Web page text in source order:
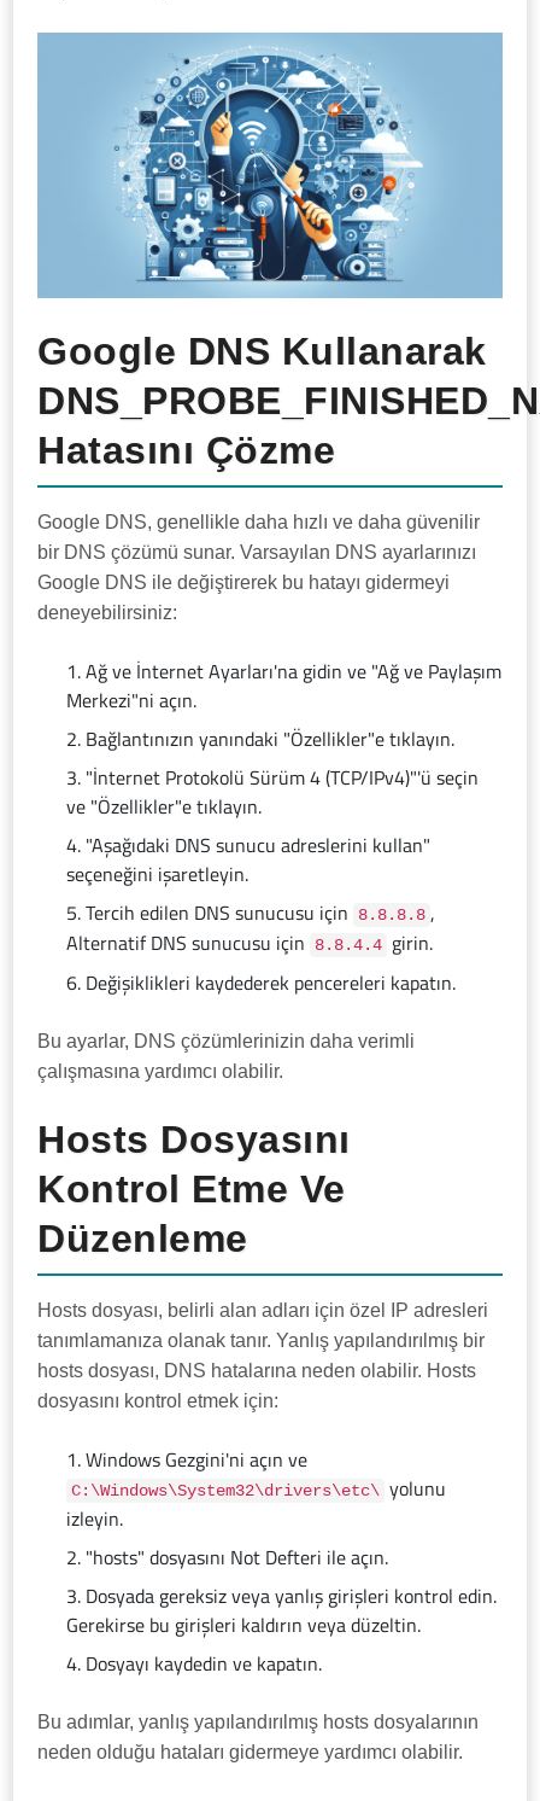
Google DNS Kullanarak
Hatasını Çözme
Google DNS, genellikle daha hızlı ve daha güvenilir
bir DNS çözümü sunar. Varsayılan DNS ayarlarınızı
Google DNS ile değiştirerek bu hatayı gidermeyi
deneyebilirsiniz:
Ağ ve İnternet Ayarları'na gidin ve "Ağ ve Paylaşım
Merkezi"ni açın.
Bağlantınızın yanındaki "Özellikler"e tıklayın.
"İnternet Protokolü Sürüm 4 (TCP/IPv4)"'ü seçin
ve "Özellikler"e tıklayın.
"Aşağıdaki DNS sunucu adreslerini kullan"
seçeneğini işaretleyin.
Tercih edilen DNS sunucusu için
8.8.8.8 ,
Alternatif DNS sunucusu için
8.8.4.4 girin.
Değişiklikleri kaydederek pencereleri kapatın.
Bu ayarlar, DNS çözümlerinizin daha verimli
çalışmasına yardımcı olabilir.
Hosts Dosyasını
Kontrol Etme Ve
Düzenleme
Hosts dosyası, belirli alan adları için özel IP adresleri
tanımlamanıza olanak tanır. Yanlış yapılandırılmış bir
hosts dosyası, DNS hatalarına neden olabilir. Hosts
dosyasını kontrol etmek için:
Windows Gezgini'ni açın ve
C:\Windows\System32\drivers\etc\ yolunu
izleyin.
"hosts" dosyasını Not Defteri ile açın.
Dosyada gereksiz veya yanlış girişleri kontrol edin.
Gerekirse bu girişleri kaldırın veya düzeltin.
Dosyayı kaydedin ve kapatın.
Bu adımlar, yanlış yapılandırılmış hosts dosyalarının
neden olduğu hataları gidermeye yardımcı olabilir.